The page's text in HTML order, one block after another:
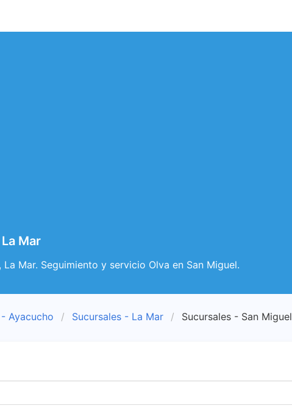
Mar
Mar. Seguimiento y servicio Olva en San Miguel.
Ayacucho Sucursales - La Mar Sucursales - San Miguel